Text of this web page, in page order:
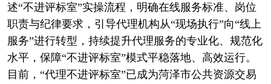
述“不进评标室”实操流程，明确在线服务标准、岗位
职责与纪律要求，引导代理机构从“现场执行”向“线上
服务”进行转型，持续提升代理服务的专业化、规范化
水平，保障“不进评标室”模式平稳落地、高效运行。
目前，“代理不进评标室”已成为菏泽市公共资源交易